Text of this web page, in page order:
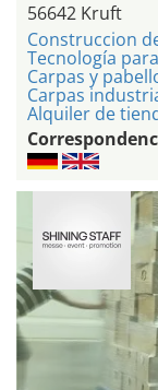
56642 Kruft
Construccion
Tecnología
Carpas y
Carpas
Alquiler de